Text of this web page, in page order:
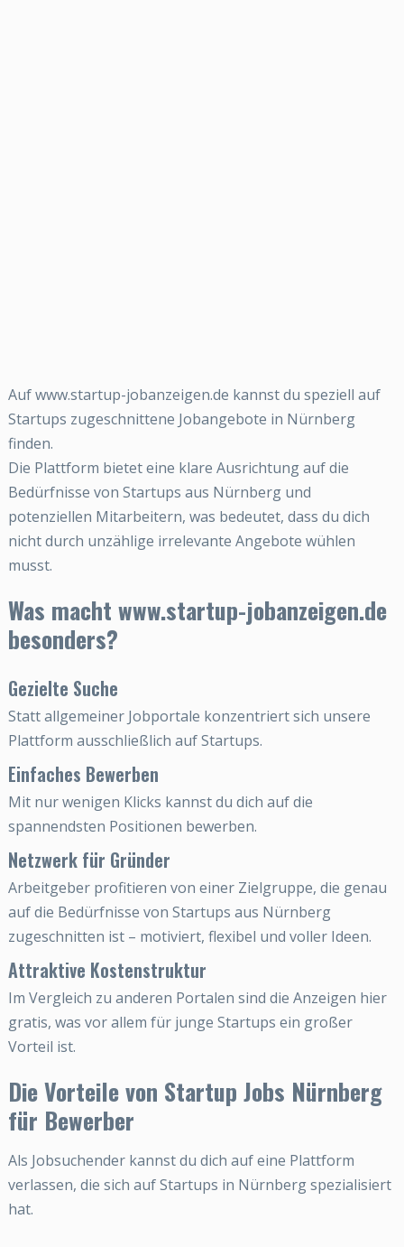
Auf www.startup-jobanzeigen.de kannst du speziell auf
Startups zugeschnittene Jobangebote in Nürnberg
finden.
Die Plattform bietet eine klare Ausrichtung auf die
Bedürfnisse von Startups aus Nürnberg und
potenziellen Mitarbeitern, was bedeutet, dass du dich
nicht durch unzählige irrelevante Angebote wühlen
musst.
Was macht www.startup-jobanzeigen.de
besonders?
Gezielte Suche
Statt allgemeiner Jobportale konzentriert sich unsere
Plattform ausschließlich auf Startups.
Einfaches Bewerben
Mit nur wenigen Klicks kannst du dich auf die
spannendsten Positionen bewerben.
Netzwerk für Gründer
Arbeitgeber profitieren von einer Zielgruppe, die genau
auf die Bedürfnisse von Startups aus Nürnberg
zugeschnitten ist – motiviert, flexibel und voller Ideen.
Attraktive Kostenstruktur
Im Vergleich zu anderen Portalen sind die Anzeigen hier
gratis, was vor allem für junge Startups ein großer
Vorteil ist.
Die Vorteile von Startup Jobs Nürnberg
für Bewerber
Als Jobsuchender kannst du dich auf eine Plattform
verlassen, die sich auf Startups in Nürnberg spezialisiert
hat.